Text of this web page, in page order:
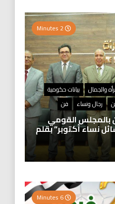
والجمال
بيانات حكومية
رجال ونساء فن
بالمجلس القومي
نساء أكتوبر” بقلم